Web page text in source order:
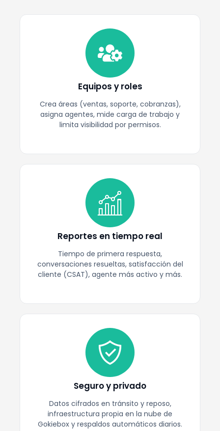
Equipos y roles
Crea áreas (ventas, soporte, cobranzas),
asigna agentes, mide carga de trabajo y
limita visibilidad por permisos.
Reportes en tiempo real
Tiempo de primera respuesta,
conversaciones resueltas, satisfacción del
cliente (CSAT), agente más activo y más.
Seguro y privado
Datos cifrados en tránsito y reposo,
infraestructura propia en la nube de
Gokiebox y respaldos automáticos diarios.